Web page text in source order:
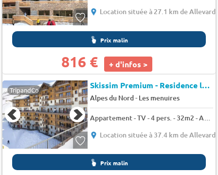
Location située à 27.1 km de Allevard
Prix malin
816 € + d'infos >
TripandCo Skissim Premium - Residence le Coeur des Loges
Alpes du Nord- Les menuires
Location située à 37.4 km de Allevard
Prix malin